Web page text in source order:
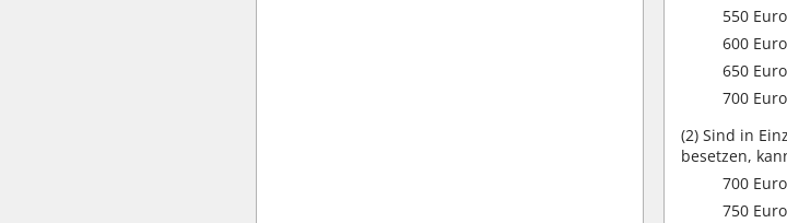
550
600
650
700
(2) Sind in
besetzen,
700
750